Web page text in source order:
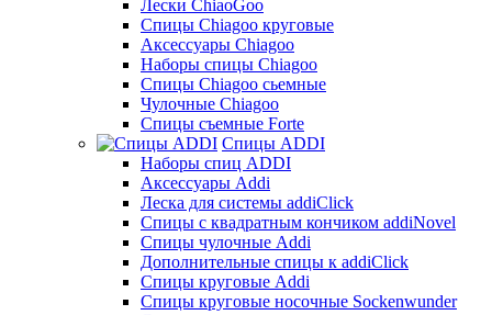
Лески ChiaoGoo
Cпицы Сhiagoo круговые
Аксессуары Chiagoo
Наборы спицы Chiagoo
Спицы Chiagoo сьемные
Чулочные Chiagoo
Спицы съемные Forte
Спицы ADDI
Наборы спиц ADDI
Аксессуары Addi
Леска для системы addiClick
Спицы с квадратным кончиком addiNovel
Спицы чулочные Addi
Дополнительные спицы к addiClick
Спицы круговые Addi
Спицы круговые носочные Sockenwunder